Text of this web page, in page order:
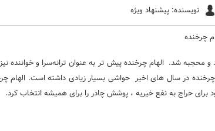
نویسنده: پیشنهاد ویژه
و محجبه شد.الهام چرخندهپیش تر به عنوان ترانه‌سرا و خواننده
در سال های اخیر حواشی بسیار زیادی داشته است. الهام
حراج به نفع خیریه ، پوشش چادر را برای همیشه انتخاب کرد.